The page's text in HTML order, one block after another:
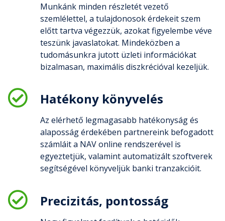
Munkánk minden részletét vezető
szemlélettel, a tulajdonosok érdekeit szem
előtt tartva végezzük, azokat figyelembe véve
teszünk javaslatokat. Mindeközben a
tudomásunkra jutott üzleti információkat
bizalmasan, maximális diszkrécióval kezeljük.
Hatékony könyvelés
Az elérhető legmagasabb hatékonyság és
alaposság érdekében partnereink befogadott
számláit a NAV online rendszerével is
egyeztetjük, valamint automatizált szoftverek
segítségével könyveljük banki tranzakcióit.
Precizitás, pontosság